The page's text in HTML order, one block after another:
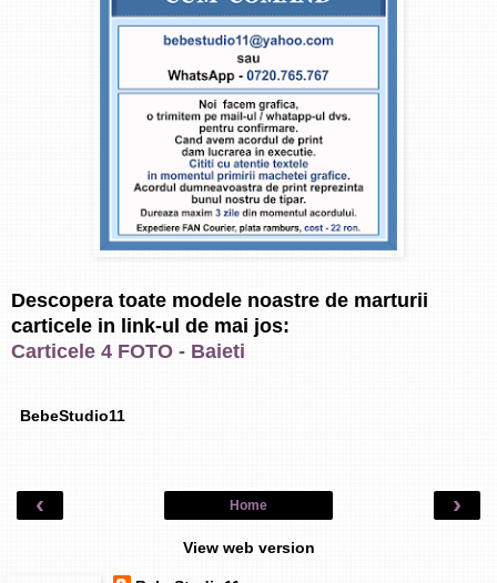
Descopera toate modele noastre de marturii
carticele in link-ul de mai jos:
Carticele 4 FOTO - Baieti
BebeStudio11
‹ ›
Home
View web version